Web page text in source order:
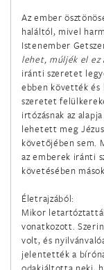
február 10.
Szent Skolasztika
február 11.
A Lourdes-i
február 14.
Szent Cirill
társvédőszentjei
február 17.
A Szervita rend
február 21.
Damiáni Szent
Az ember
haláltól, mivel
Istenember
lehet, múljék el ez
iránti szeretet
ebben követték és
szeretet
irtózásnak az
lehetett meg
követőjében sem.
az emberek iránti
követésében
Életrajzából:
Mikor
vonatkozott.
volt, és
jelentették a